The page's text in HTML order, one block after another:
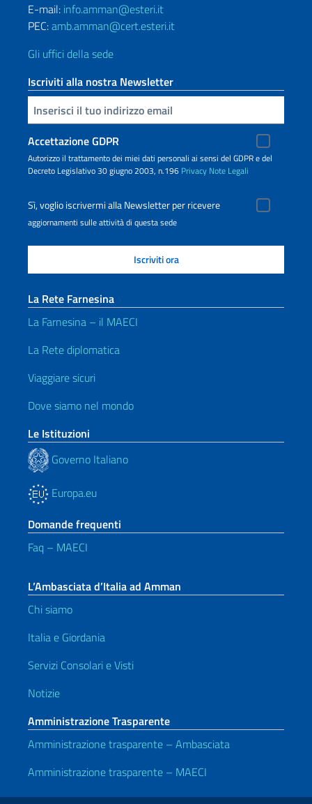
E-mail: info.amman@esteri.it
PEC:amb.amman@cert.esteri.it
Gli uffici della sede
Iscriviti alla nostra Newsletter
Inserisci la tua email
Accettazione GDPR
Autorizzo il trattamento dei miei dati personali ai sensi del GDPR e del
Decreto Legislativo 30 giugno 2003, n.196 Privacy Note Legali
Sì, voglio iscrivermi alla Newsletter per ricevere
aggiornamenti sulle attività di questa sede
La Rete Farnesina
La Farnesina – il MAECI
La Rete diplomatica
Viaggiare sicuri
Dove siamo nel mondo
Le Istituzioni
Governo Italiano
Europa.eu
Domande frequenti
Faq – MAECI
L’Ambasciata d’Italia ad Amman
Chi siamo
Italia e Giordania
Servizi Consolari e Visti
Notizie
Amministrazione Trasparente
Amministrazione trasparente – Ambasciata
Amministrazione trasparente – MAECI